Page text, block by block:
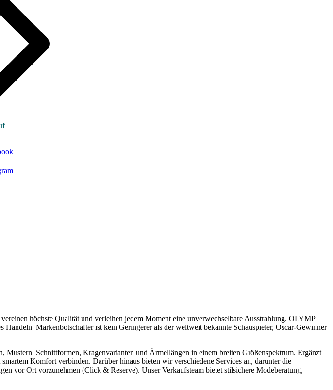
höchste Qualität und verleihen jedem Moment eine unverwechselbare Ausstrahlung. OLYMP
Markenbotschafter ist kein Geringerer als der weltweit bekannte Schauspieler, Oscar-Gewinner
Schnittformen, Kragenvarianten und Ärmellängen in einem breiten Größenspektrum. Ergänzt
Komfort verbinden. Darüber hinaus bieten wir verschiedene Services an, darunter die
vor Ort vorzunehmen (Click & Reserve). Unser Verkaufsteam bietet stilsichere Modeberatung,